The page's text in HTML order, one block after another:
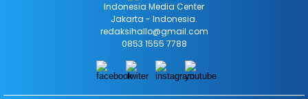
Indonesia Media Center
Jakarta - Indonesia.
redaksihallo@gmail.com
0853 1555 7788